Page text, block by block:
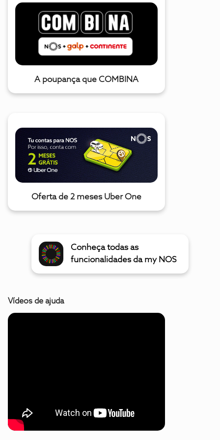
A poupança que COMBINA
Oferta de 2 meses Uber One
Conheça todas as
funcionalidades da my NOS
Vídeos de ajuda